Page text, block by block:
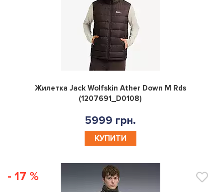
0
Жилетка Jack Wolfskin Ather Down M Rds
(1207691_D0108)
5999 грн.
КУПИТИ
- 17 %